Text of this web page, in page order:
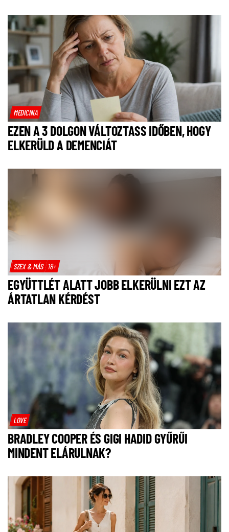
MEDICINA
EZEN A 3 DOLGON VÁLTOZTASS IDŐBEN, HOGY
ELKERÜLD A DEMENCIÁT
SZEX & MÁS 18+
EGYÜTTLÉT ALATT JOBB ELKERÜLNI EZT AZ
ÁRTATLAN KÉRDÉST
LOVE
BRADLEY COOPER ÉS GIGI HADID GYŰRŰI
MINDENT ELÁRULNAK?